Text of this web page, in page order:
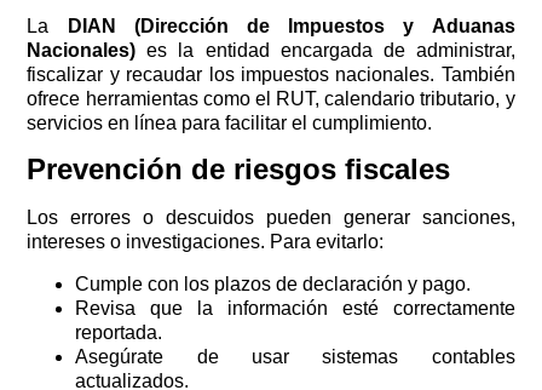
La
DIAN (Dirección de Impuestos y Aduanas
Nacionales) es la entidad encargada de administrar,
fiscalizar y recaudar los impuestos nacionales. También
ofrece herramientas como el RUT, calendario tributario, y
servicios en línea para facilitar el cumplimiento.
Prevención de riesgos fiscales
Los errores o descuidos pueden generar sanciones,
intereses o investigaciones. Para evitarlo:
Cumple con los plazos de declaración y pago.
Revisa que la información esté correctamente
reportada.
Asegúrate de usar sistemas contables
actualizados.